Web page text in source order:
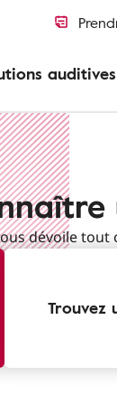
auditives
dévoile tout
Trouvez